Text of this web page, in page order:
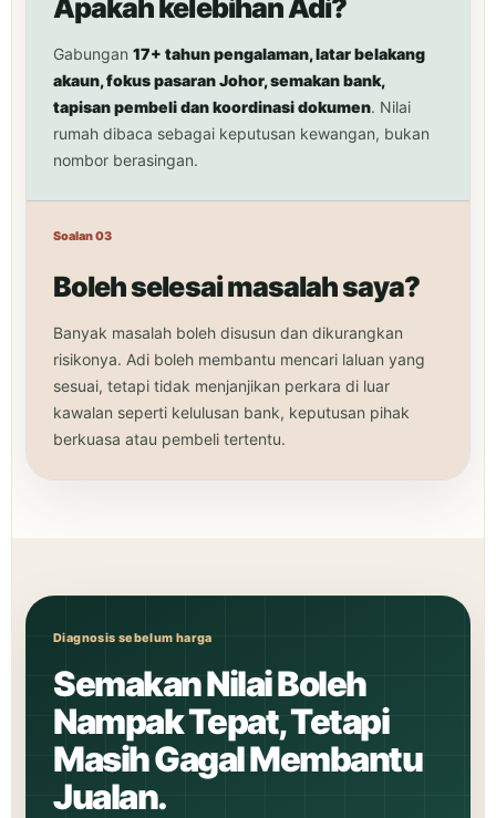
Apakah kelebihan Adi?
Gabungan 17+ tahun pengalaman, latar belakang
akaun, fokus pasaran Johor, semakan bank,
tapisan pembeli dan koordinasi dokumen. Nilai
rumah dibaca sebagai keputusan kewangan, bukan
nombor berasingan.
Soalan 03
Boleh selesai masalah saya?
Banyak masalah boleh disusun dan dikurangkan
risikonya. Adi boleh membantu mencari laluan yang
sesuai, tetapi tidak menjanjikan perkara di luar
kawalan seperti kelulusan bank, keputusan pihak
berkuasa atau pembeli tertentu.
Diagnosis sebelum harga
Semakan Nilai Boleh
Nampak Tepat, Tetapi
Masih Gagal Membantu
Jualan.